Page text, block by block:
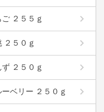
２５５ｇ
５０ｇ
２５０ｇ
ベリー ２５０ｇ